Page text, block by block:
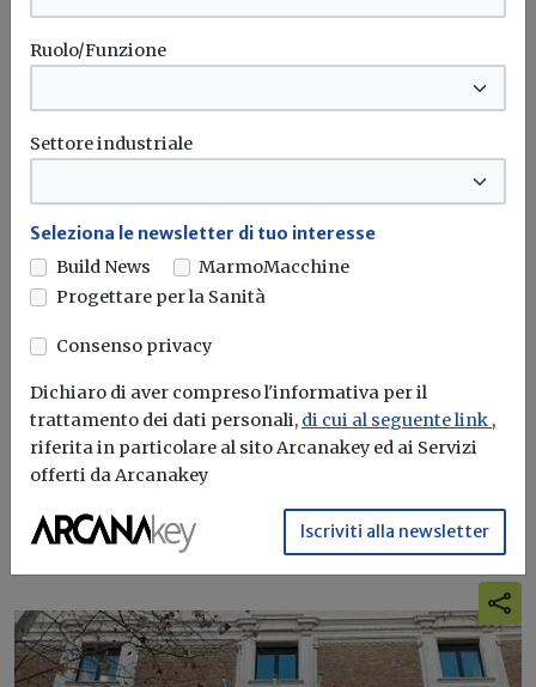
MIMS, concorso pubblico per il
reclutamento di 8 dirigenti tecnici
Redazione Build News
I neoassunti si occuperanno di dighe e infrastrutture
idriche. Domande solo online...
Concorso
Ruolo/Funzione
Settore industriale
Seleziona le newsletter di tuo interesse
Build News
MarmoMacchine
Progettare per la Sanità
Consenso privacy
Dichiaro di aver compreso l'informativa per il
trattamento dei dati personali, di cui al seguente link ,
riferita in particolare al sito Arcanakey ed ai Servizi
offerti da Arcanakey
Iscriviti alla newsletter